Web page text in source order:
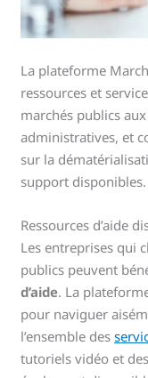
La plateforme
ressources et
marchés publics
administratives, et
sur la
support disponibles.
Ressources d’aide
Les entreprises qui
publics peuvent
d’aide. La
pour naviguer
l’ensemble des
tutoriels vidéo et